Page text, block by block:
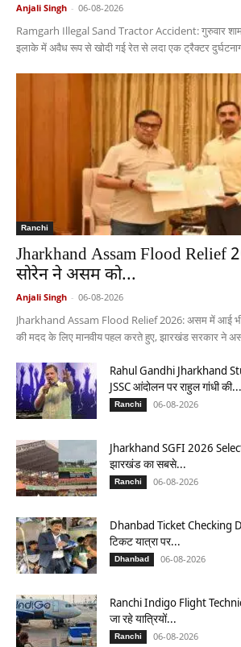
Anjali Singh - 06-08-2026
Ramgarh Illegal Sand Tractor Accident: गुरुवार
इलाके में अवैध रूप से खोदी गई रेत से लदा एक ट्रैक्टर
Ranchi
Jharkhand Assam Flood Relief
सोरेन ने असम को...
Anjali Singh - 06-08-2026
Jharkhand Assam Flood Relief 2026: असम में आई
की मदद के लिए मानवीय पहल करते हुए, झारखंड सरकार ने
Rahul Gandhi Jharkhand
JSSC आंदोलन पर राहुल गांधी की...
Ranchi 06-08-2026
Jharkhand SGFI 2026
झारखंड का सबसे...
Ranchi 06-08-2026
Dhanbad Ticket Checking
टिकट यात्रा पर...
Dhanbad 06-08-2026
Ranchi Indigo Flight
जा रहे यात्रियों...
Ranchi 06-08-2026